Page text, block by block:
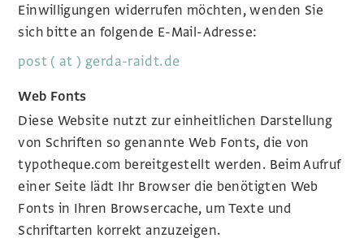
Einwilligungen widerrufen möchten, wenden Sie
sich bitte an folgende E-Mail-Adresse:
post ( at ) gerda-raidt.de
Web Fonts
Diese Website nutzt zur einheitlichen Darstellung
von Schriften so genannte Web Fonts, die von
typotheque.com bereitgestellt werden. Beim Aufruf
einer Seite lädt Ihr Browser die benötigten Web
Fonts in Ihren Browsercache, um Texte und
Schriftarten korrekt anzuzeigen.